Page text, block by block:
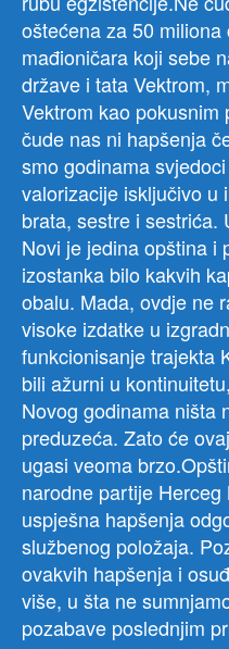
oštećena za 50
mađioničara koji sebe
države i tata Vektrom,
Vektrom kao
čude nas ni hapšenja
smo godinama
valorizacije isključivo u
brata, sestre i sestrića.
Novi je jedina opština i
izostanka bilo kakvih
obalu. Mada, ovdje ne
visoke izdatke u
funkcionisanje trajekta
bili ažurni u
Novog godinama ništa
preduzeća. Zato će
ugasi veoma
narodne partije
uspješna hapšenja
službenog položaja.
ovakvih hapšenja i
više, u šta ne
pozabave poslednjim